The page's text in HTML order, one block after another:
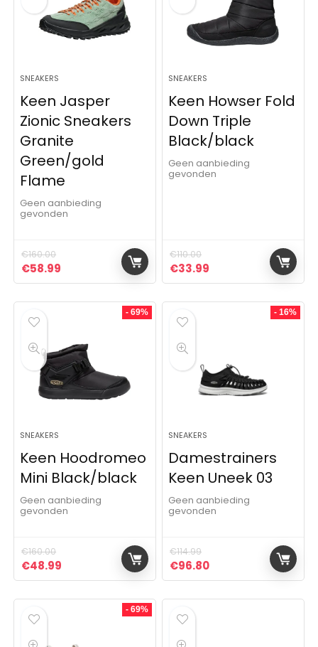
SNEAKERS
Keen Jasper
Zionic Sneakers
Granite
Green/gold
Flame
Geen aanbieding
gevonden
€160.00
Oorspronkelijke prijs was: €160.00.
€58.99 Huidige prijs is: €58.99.
SNEAKERS
Keen Howser Fold
Down Triple
Black/black
Geen aanbieding
gevonden
€110.00
Oorspronkelijke prijs was:
€33.99 Huidige prijs is:
- 69%
SNEAKERS
Keen Hoodromeo
Mini Black/black
Geen aanbieding
gevonden
€160.00
Oorspronkelijke prijs was: €160.00.
€48.99 Huidige prijs is: €48.99.
- 16%
SNEAKERS
Damestrainers
Keen Uneek 03
Geen aanbieding
gevonden
€114.99
Oorspronkelijke prijs was:
€96.80Huidige prijs is:
- 69%